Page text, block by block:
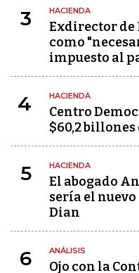
3 HACIENDA
Exdirector
como
impuesto al
4 HACIENDA
Centro
$60,2 billones
5 HACIENDA
El abogado
sería el
Dian
6 ANÁLISIS
Ojo con la